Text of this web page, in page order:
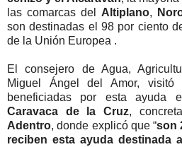
las comarcas del Altiplano,
son destinadas el 98 por ciento
de la Unión Europea .
El consejero de Agua,
Miguel Ángel del Amor,
beneficiadas por esta ayuda
Caravaca de la Cruz,
Adentro, donde explicó que “son
reciben esta ayuda destinada